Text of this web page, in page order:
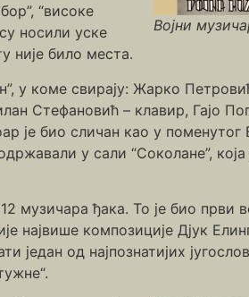
Војни
“високе
носили уске
није било места.
у коме свирају: Жарко
Стефановић – клавир, Гајо
је био сличан као у поменутог
у сали “Соколане”,
музичара ђака. То је био први
највише композиције Дјук
од најпознатијих